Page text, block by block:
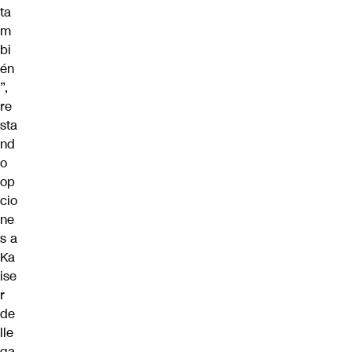
ta
m
bi
én
”,
re
sta
nd
o
op
cio
ne
s a
Ka
ise
r
de
lle